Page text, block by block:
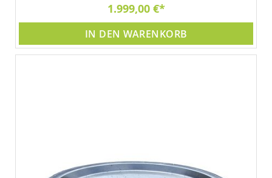
1.999,00 €
IN DEN WARENKORB